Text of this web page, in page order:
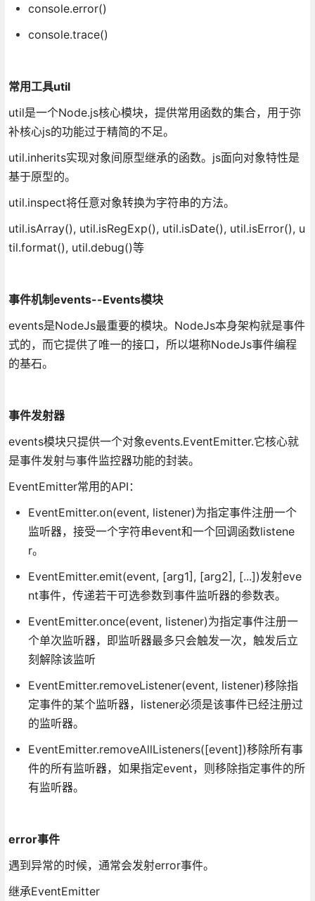
console.error()
console.trace()
常用工具util
util是一个Node.js核心模块，提供常用函数的集合，用于弥
补核心js的功能过于精简的不足。
util.inherits实现对象间原型继承的函数。js面向对象特性是
基于原型的。
util.inspect将任意对象转换为字符串的方法。
util.isArray(), util.isRegExp(), util.isDate(), util.isError(), u
til.format(), util.debug()等
事件机制events--Events模块
events是NodeJs最重要的模块。NodeJs本身架构就是事件
式的，而它提供了唯一的接口，所以堪称NodeJs事件编程
的基石。
事件发射器
events模块只提供一个对象events.EventEmitter.它核心就
是事件发射与事件监控器功能的封装。
EventEmitter常用的API：
EventEmitter.on(event, listener)为指定事件注册一个
监听器，接受一个字符串event和一个回调函数listene
r。
EventEmitter.emit(event, [arg1], [arg2], [...])发射eve
nt事件，传递若干可选参数到事件监听器的参数表。
EventEmitter.once(event, listener)为指定事件注册一
个单次监听器，即监听器最多只会触发一次，触发后立
刻解除该监听
EventEmitter.removeListener(event, listener)移除指
定事件的某个监听器，listener必须是该事件已经注册过
的监听器。
EventEmitter.removeAllListeners([event])移除所有事
件的所有监听器，如果指定event，则移除指定事件的所
有监听器。
error事件
遇到异常的时候，通常会发射error事件。
继承EventEmitter